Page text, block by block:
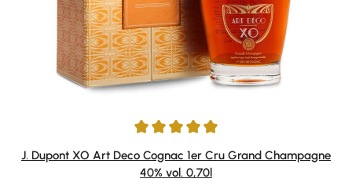
Durchschnittliche Bewertung von 5 von 5 Sternen
J. Dupont XO Art Deco Cognac 1er Cru Grand Champagne
40% vol. 0,70l